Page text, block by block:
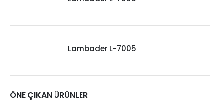
Lambader L-7005
ÖNE ÇIKAN ÜRÜNLER